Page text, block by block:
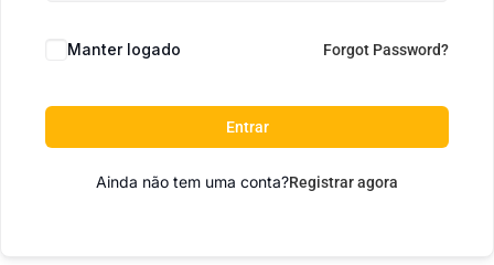
Manter logado Forgot Password?
Entrar
Ainda não tem uma conta?Registrar agora